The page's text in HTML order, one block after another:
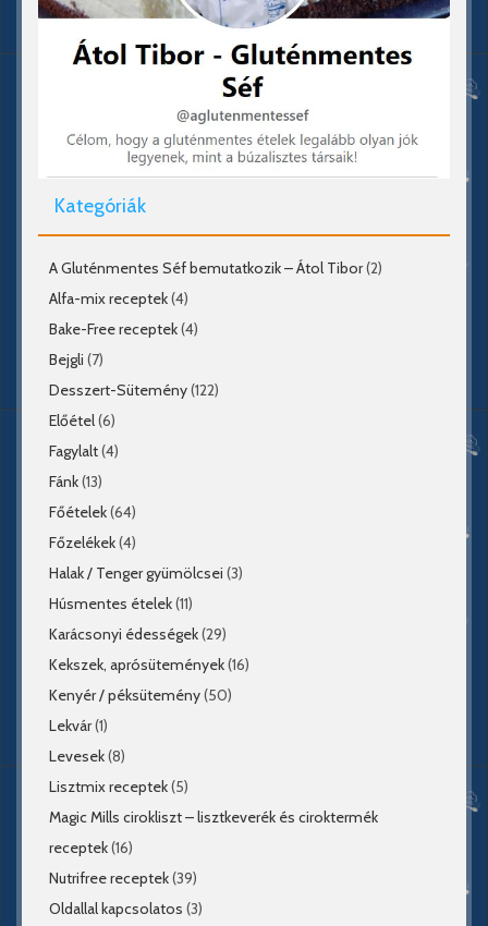
Kategóriák
A Gluténmentes Séf bemutatkozik – Átol Tibor(2)
Alfa-mix receptek(4)
Bake-Free receptek(4)
Bejgli (7)
Desszert-Sütemény(122)
Előétel(6)
Fagylalt(4)
Fánk(13)
Főételek(64)
Főzelékek(4)
Halak / Tenger gyümölcsei (3)
Húsmentes ételek(11)
Karácsonyi édességek(29)
Kekszek, aprósütemények(16)
Kenyér / péksütemény(50)
Lekvár(1)
Levesek(8)
Lisztmix receptek(5)
Magic Mills cirokliszt – lisztkeverék és ciroktermék
receptek(16)
Nutrifree receptek(39)
Oldallal kapcsolatos (3)